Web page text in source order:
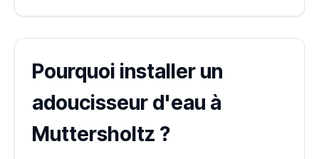
Pourquoi installer un
adoucisseur d'eau à
Muttersholtz ?